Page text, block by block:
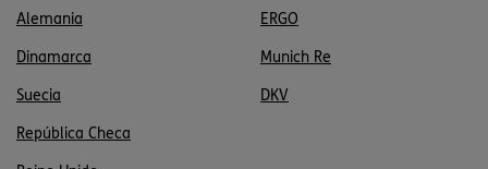
Alemania ERGO
Dinamarca Munich Re
Suecia DKV
República Checa